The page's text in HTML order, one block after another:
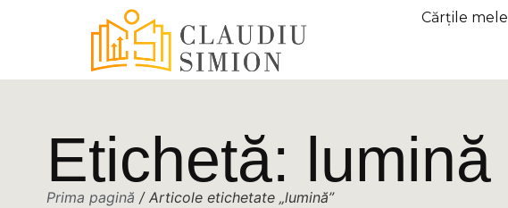
Cărțile mele
Etichetă: lumină
Prima pagină / Articole etichetate „lumină”